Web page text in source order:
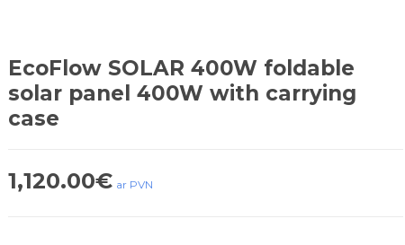
EcoFlow SOLAR 400W foldable
solar panel 400W with carrying
case
1,120.00€ ar PVN